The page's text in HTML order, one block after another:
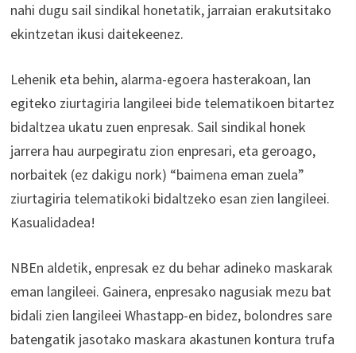
nahi dugu sail sindikal honetatik, jarraian erakutsitako
ekintzetan ikusi daitekeenez.
Lehenik eta behin, alarma-egoera hasterakoan, lan
egiteko ziurtagiria langileei bide telematikoen bitartez
bidaltzea ukatu zuen enpresak. Sail sindikal honek
jarrera hau aurpegiratu zion enpresari, eta geroago,
norbaitek (ez dakigu nork) “baimena eman zuela”
ziurtagiria telematikoki bidaltzeko esan zien langileei.
Kasualidadea!
NBEn aldetik, enpresak ez du behar adineko maskarak
eman langileei. Gainera, enpresako nagusiak mezu bat
bidali zien langileei Whastapp-en bidez, bolondres sare
batengatik jasotako maskara akastunen kontura trufa